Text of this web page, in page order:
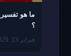
ما هو
؟
فبراير 13, 2025